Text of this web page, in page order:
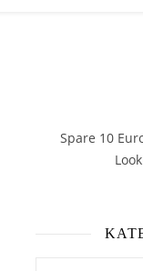
Spare 10